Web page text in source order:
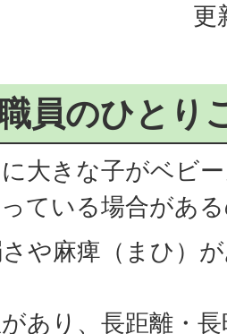
更
員のひとり
に大きな子がベビ
ている場合があ
や麻痺（まひ）
あり、長距離・